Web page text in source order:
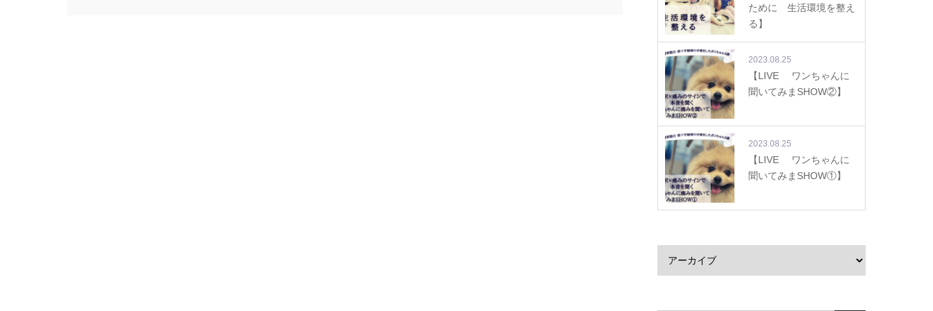
ために 生活環境を整え
る】
2023.08.25
【LIVE ワンちゃんに
聞いてみまSHOW②】
2023.08.25
【LIVE ワンちゃんに
聞いてみまSHOW①】